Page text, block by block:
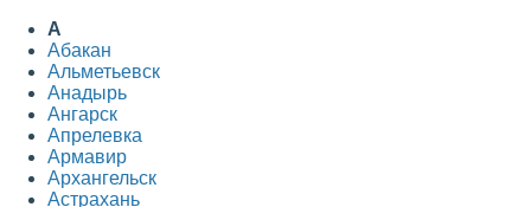
А
Абакан
Альметьевск
Анадырь
Ангарск
Апрелевка
Армавир
Архангельск
Астрахань